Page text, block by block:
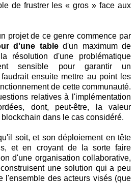
de frustrer les « gros » face aux
projet de ce genre commence par
d'une tabled'un maximum de
résolution d'une problématique
sensible pour garantir un
ensuite mettre au point les
de cette communauté.
relatives à l'implémentation
dont, peut-être, la valeur
dans le cas considéré.
soit, et son déploiement en tête
et en croyant de la sorte faire
d'une organisation collaborative,
une solution qui a peu
l'ensemble des acteurs visés (que